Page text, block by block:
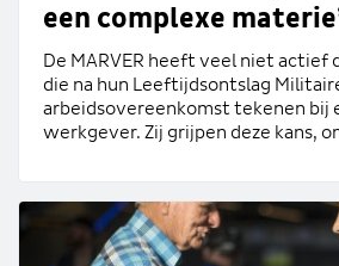
een complexe
De MARVER heeft veel niet actief
die na hun Leeftijdsontslag
arbeidsovereenkomst tekenen bij
werkgever. Zij grijpen deze kans,